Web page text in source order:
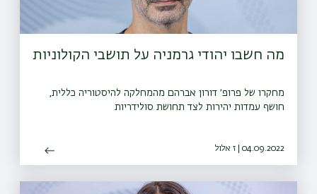
מה חשבו יהודי גרמניה על תושבי הקולוניות
מחקרו של פרופ׳ דורון אברהם מהמחלקה להיסטוריה כללית,
חושף עמדות יהירות לצד תחושת סולידריות
04.09.2022 | ז אלול